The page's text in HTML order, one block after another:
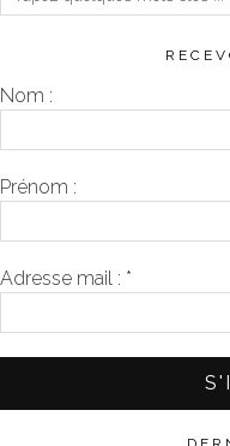
Nom :
Prénom :
Adresse mail : *